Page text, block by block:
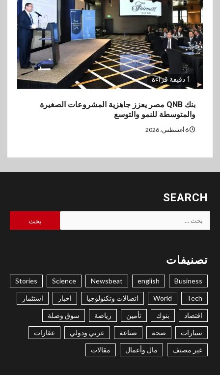
1 دقيقة قراءة
بنك QNB مصر يعزز جاهزية المشروعات الصغيرة
والمتوسطة للنمو والتوسع
SEARCH
البحث
عن:
تصنيفات
Business
english
Newsbeat
Science
Stories
Tech
World اتصالات وتكنولوجيا اخبار استثمار
اقتصاد بنوك تأمين رياضة سوق وصلة
سيارات صحة صناعة عربي ودولي عقارات
غير مصنف مال وأعمال مقالات